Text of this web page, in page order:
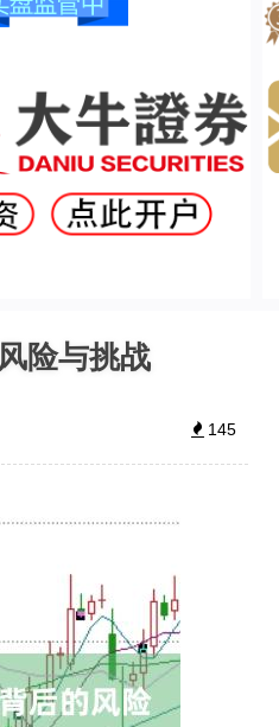
险与挑战
145